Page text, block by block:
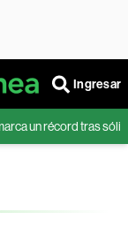
Ingresar
récord tras sólidos